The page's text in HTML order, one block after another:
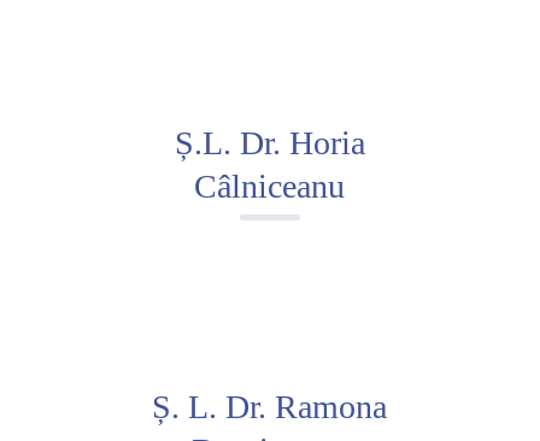
Ș.L. Dr. Horia
Câlniceanu
Ș. L. Dr. Ramona